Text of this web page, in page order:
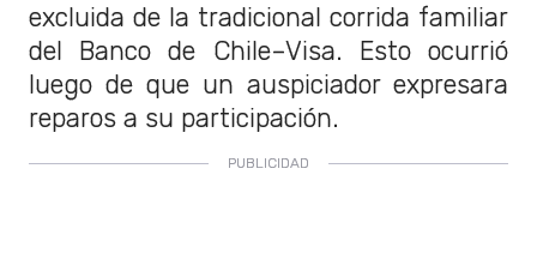
excluida de la tradicional corrida familiar
del Banco de Chile–Visa. Esto ocurrió
luego de que un auspiciador expresara
reparos a su participación.